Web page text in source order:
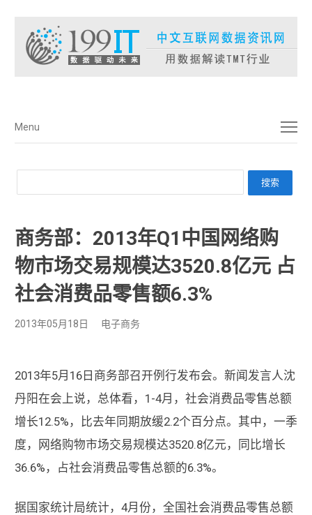
菜单
Menu
商务部：2013年Q1中国网络购
物市场交易规模达3520.8亿元 占
社会消费品零售额6.3%
2013年05月18日 电子商务
2013年5月16日商务部召开例行发布会。新闻发言人沈
丹阳在会上说，总体看，1-4月，社会消费品零售总额
增长12.5%，比去年同期放缓2.2个百分点。其中，一季
度，网络购物市场交易规模达3520.8亿元，同比增长
36.6%，占社会消费品零售总额的6.3%。
据国家统计局统计，4月份，全国社会消费品零售总额